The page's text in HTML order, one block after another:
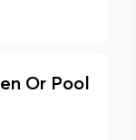
Or Pool